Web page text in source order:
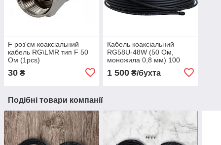
F роз'єм коаксіальний
кабель RG\LMR тип F 50
Ом (1pcs)
30 ₴
Кабель коаксіальний
RG58U-48W (50 Ом,
моножила 0,8 мм) 100
1 500₴/бухта
Подібні товари компанії